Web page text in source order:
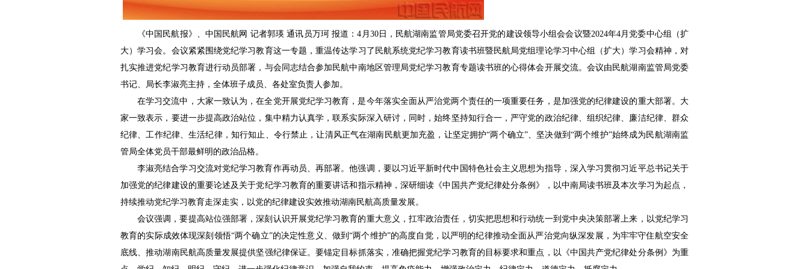
《中国民航报》、中国民航网 记者郭瑛 通讯员万珂 报道：4月30日，民航湖南监管局党委召开党的建设领导小组会会议暨2024年4月党委中心组（扩
大）学习会。会议紧紧围绕党纪学习教育这一专题，重温传达学习了民航系统党纪学习教育读书班暨民航局党组理论学习中心组（扩大）学习会精神，对
扎实推进党纪学习教育进行动员部署，与会同志结合参加民航中南地区管理局党纪学习教育专题读书班的心得体会开展交流。会议由民航湖南监管局党委
书记、局长李淑亮主持，全体班子成员、各处室负责人参加。
在学习交流中，大家一致认为，在全党开展党纪学习教育，是今年落实全面从严治党两个责任的一项重要任务，是加强党的纪律建设的重大部署。大
家一致表示，要进一步提高政治站位，集中精力认真学，联系实际深入研讨，同时，始终坚持知行合一，严守党的政治纪律、组织纪律、廉洁纪律、群众
纪律、工作纪律、生活纪律，知行知止、令行禁止，让清风正气在湖南民航更加充盈，让坚定拥护“两个确立”、坚决做到“两个维护”始终成为民航湖南监
管局全体党员干部最鲜明的政治品格。
李淑亮结合学习交流对党纪学习教育作再动员、再部署。他强调 ， 要以习近平新时代中国特色社会主义思想为指导，深入学习贯彻习近平总书记关于
加强党的纪律建设的重要论述及关于党纪学习教育的重要讲话和指示精神，深研细读《中国共产党纪律处分条例》，以中南局读书班及本次学习 为起点，
持续推动党纪学习教育走深走实，以党的纪律建设实效推动湖南民航高质量发展。
会议强调，要提高站位强部署 ，深刻认识开展党纪学习教育的重大意义，扛牢政治责任，切实把思想和行动统一到党中央决策部署上来，以党纪学习
教育的实际成效体现深刻领悟“两个确立”的决定性意义、做到“两个维护”的高度自觉，以严明的纪律推动全面从严治党向纵深发展，为牢牢守住航空安全
底线、推动湖南民航高质量发展提供坚强纪律保证。要锚定目标抓落实，准确把握党纪学习教育的目标要求和重点，以《中国共产党纪律处分条例》为重